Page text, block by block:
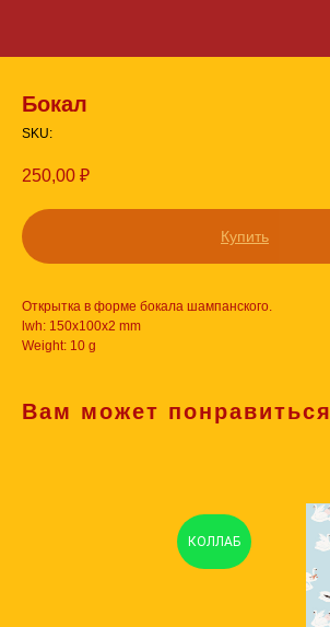
Бокал
SKU:
250,00 ₽
Купить
Открытка в форме бокала шампанского.
lwh: 150x100x2 mm
Weight: 10 g
Вам может понравиться
КОЛЛАБ